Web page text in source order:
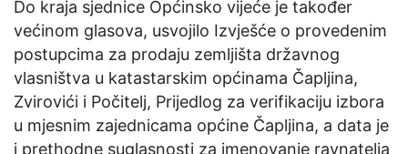
Do kraja sjednice Općinsko vijeće je također
većinom glasova, usvojilo Izvješće o provedenim
postupcima za prodaju zemljišta državnog
vlasništva u katastarskim općinama Čapljina,
Zvirovići i Počitelj, Prijedlog za verifikaciju izbora
u mjesnim zajednicama općine Čapljina, a data je
i prethodne suglasnosti za imenovanje ravnatelja